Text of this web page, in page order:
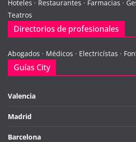
Hoteles · Restaurantes · Farmacias ·
Teatros
Directorios de profesionales
Abogados · Médicos · Electricístas ·
Guías City
Valencia
Madrid
Barcelona